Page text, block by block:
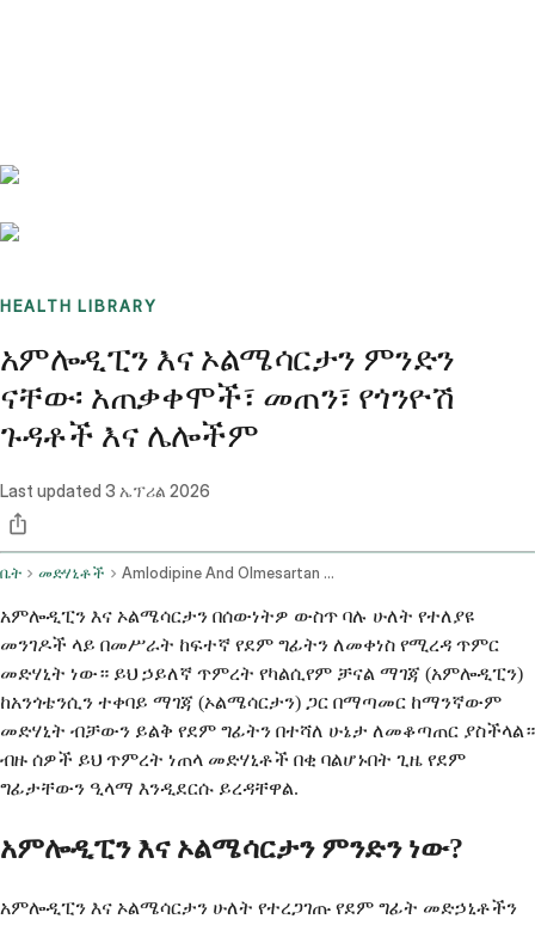
HEALTH LIBRARY
አምሎዲፒን እና ኦልሜሳርታን ምንድን
ናቸው፡ አጠቃቀሞች፣ መጠን፣ የጎንዮሽ
ጉዳቶች እና ሌሎችም
Last updated 3 ኤፕሪል 2026
ቤት መድሃኒቶች Amlodipine And Olmesartan Oral Route
አምሎዲፒን እና ኦልሜሳርታን በሰውነትዎ ውስጥ ባሉ ሁለት የተለያዩ
መንገዶች ላይ በመሥራት ከፍተኛ የደም ግፊትን ለመቀነስ የሚረዳ ጥምር
መድሃኒት ነው። ይህ ኃይለኛ ጥምረት የካልሲየም ቻናል ማገጃ (አምሎዲፒን)
ከአንጎቴንሲን ተቀባይ ማገጃ (ኦልሜሳርታን) ጋር በማጣመር ከማንኛውም
መድሃኒት ብቻውን ይልቅ የደም ግፊትን በተሻለ ሁኔታ ለመቆጣጠር ያስችላል።
ብዙ ሰዎች ይህ ጥምረት ነጠላ መድሃኒቶች በቂ ባልሆኑበት ጊዜ የደም
ግፊታቸውን ዒላማ እንዲደርሱ ይረዳቸዋል.
አምሎዲፒን እና ኦልሜሳርታን ምንድን ነው?
አምሎዲፒን እና ኦልሜሳርታን ሁለት የተረጋገጡ የደም ግፊት መድኃኒቶችን